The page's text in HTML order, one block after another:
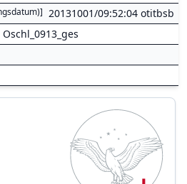
] 20131001/09:52:04 otitbsb